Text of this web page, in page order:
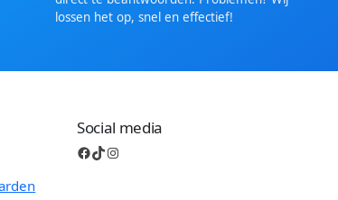
lossen het op, snel en effectief!
Social media
Facebook TikTok Instagram